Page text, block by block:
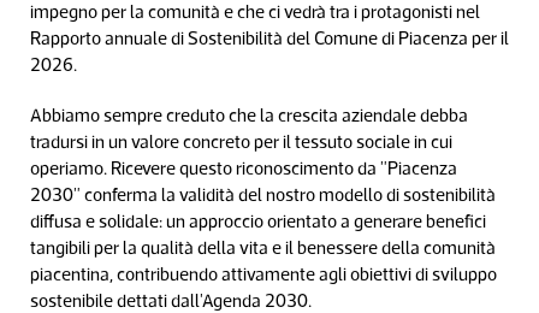
impegno per la comunità e che ci vedrà tra i protagonisti nel
Rapporto annuale di Sostenibilità del Comune di Piacenza per il
2026.
Abbiamo sempre creduto che la crescita aziendale debba
tradursi in un valore concreto per il tessuto sociale in cui
operiamo. Ricevere questo riconoscimento da "Piacenza
2030" conferma la validità del nostro modello di sostenibilità
diffusa e solidale: un approccio orientato a generare benefici
tangibili per la qualità della vita e il benessere della comunità
piacentina, contribuendo attivamente agli obiettivi di sviluppo
sostenibile dettati dall'Agenda 2030.